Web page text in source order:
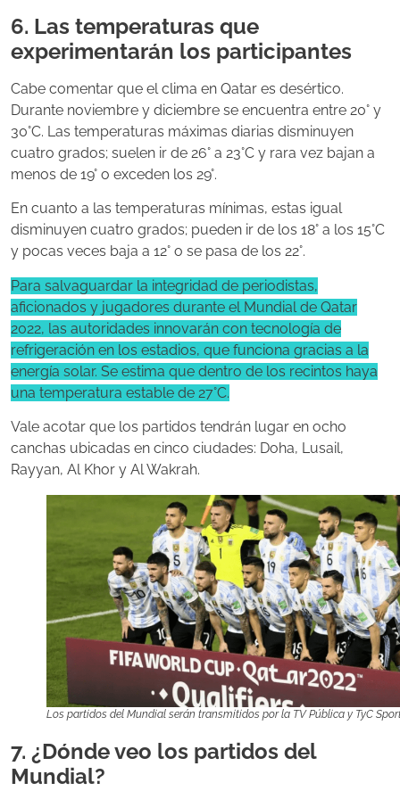
6. Las temperaturas que
experimentarán los participantes
Cabe comentar que el clima en Qatar es desértico.
Durante noviembre y diciembre se encuentra entre 20° y
30°C. Las temperaturas máximas diarias disminuyen
cuatro grados; suelen ir de 26° a 23°C y rara vez bajan a
menos de 19° o exceden los 29°.
En cuanto a las temperaturas mínimas, estas igual
disminuyen cuatro grados; pueden ir de los 18° a los 15°C
y pocas veces baja a 12° o se pasa de los 22°.
Para salvaguardar la integridad de periodistas,
aficionados y jugadores durante el Mundial de Qatar
2022, las autoridades innovarán con tecnología de
refrigeración en los estadios, que funciona gracias a la
energía solar. Se estima que dentro de los recintos haya
una temperatura estable de 27°C.
Vale acotar que los partidos tendrán lugar en ocho
canchas ubicadas en cinco ciudades: Doha, Lusail,
Rayyan, Al Khor y Al Wakrah.
Los partidos del Mundial serán transmitidos por la TV Pública y TyC
7. ¿Dónde veo los partidos del
Mundial?